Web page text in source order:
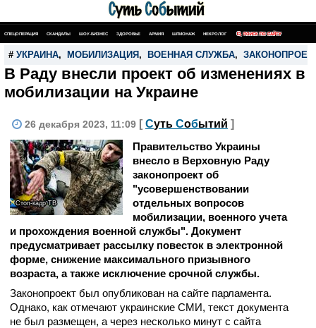
СПЕЦОПЕРАЦИЯ СКАНДАЛЫ ШОУ-БИЗНЕС ЗДОРОВЬЕ АРМИЯ ШПИОНАЖ НЕКРОЛОГ ПОИСК ПО САЙТУ
# УКРАИНА, МОБИЛИЗАЦИЯ , ВОЕННАЯ СЛУЖБА,
В Раду внесли проект об изменениях в
мобилизации на Украине
26 декабря 2023, 11:09 [ Суть Событий ]
Стоп-кадр ТВ
Правительство Украины
внесло в Верховную Раду
законопроект об
"усовершенствовании
отдельных вопросов
мобилизации, военного учета
и прохождения военной службы". Документ
предусматривает рассылку повесток в электронной
форме, снижение максимального призывного
возраста, а также исключение срочной службы.
Законопроект был опубликован на сайте парламента.
Однако, как отмечают украинские СМИ, текст документа
не был размещен, а через несколько минут с сайта